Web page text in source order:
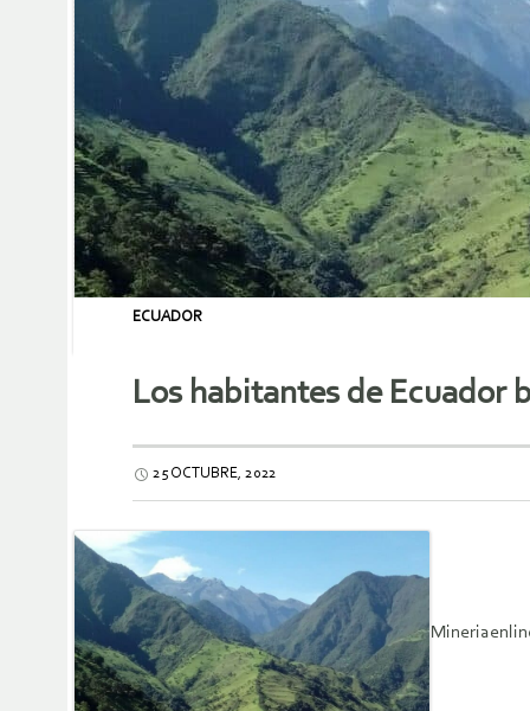
ECUADOR
Los habitantes de Ecuador
25 OCTUBRE, 2022